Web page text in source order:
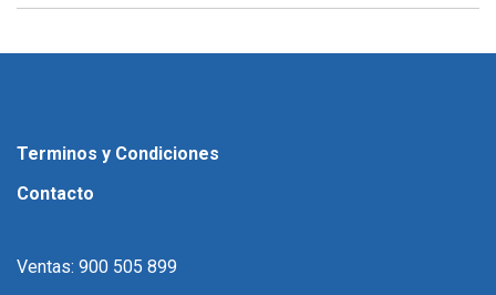
Terminos y Condiciones
Contacto
Ventas: 900 505 899